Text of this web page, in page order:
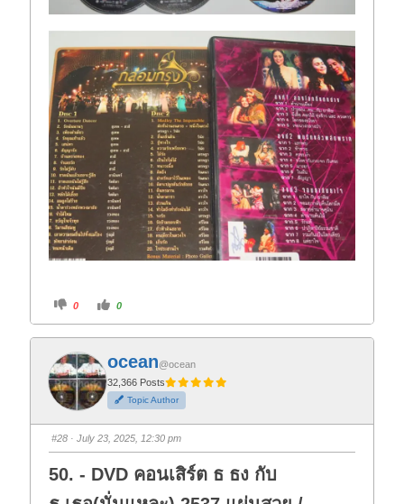
C
i
k
f
o
r
t
h
u
m
d
o
n
.
0
C
i
k
o
r
t
h
u
m
u
p
0
ocean@ocean
32,366 Posts
Topic Author
#28 · July 23, 2025, 12:30 pm
50. - DVD คอนเสิร์ต ธ ธง กับ